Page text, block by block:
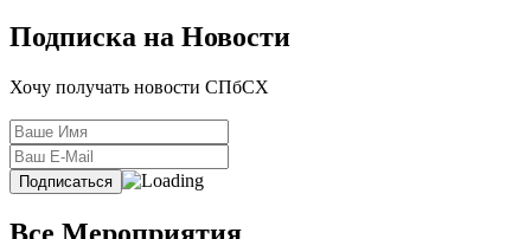
Подписка на Новости
Хочу получать новости СПбСХ